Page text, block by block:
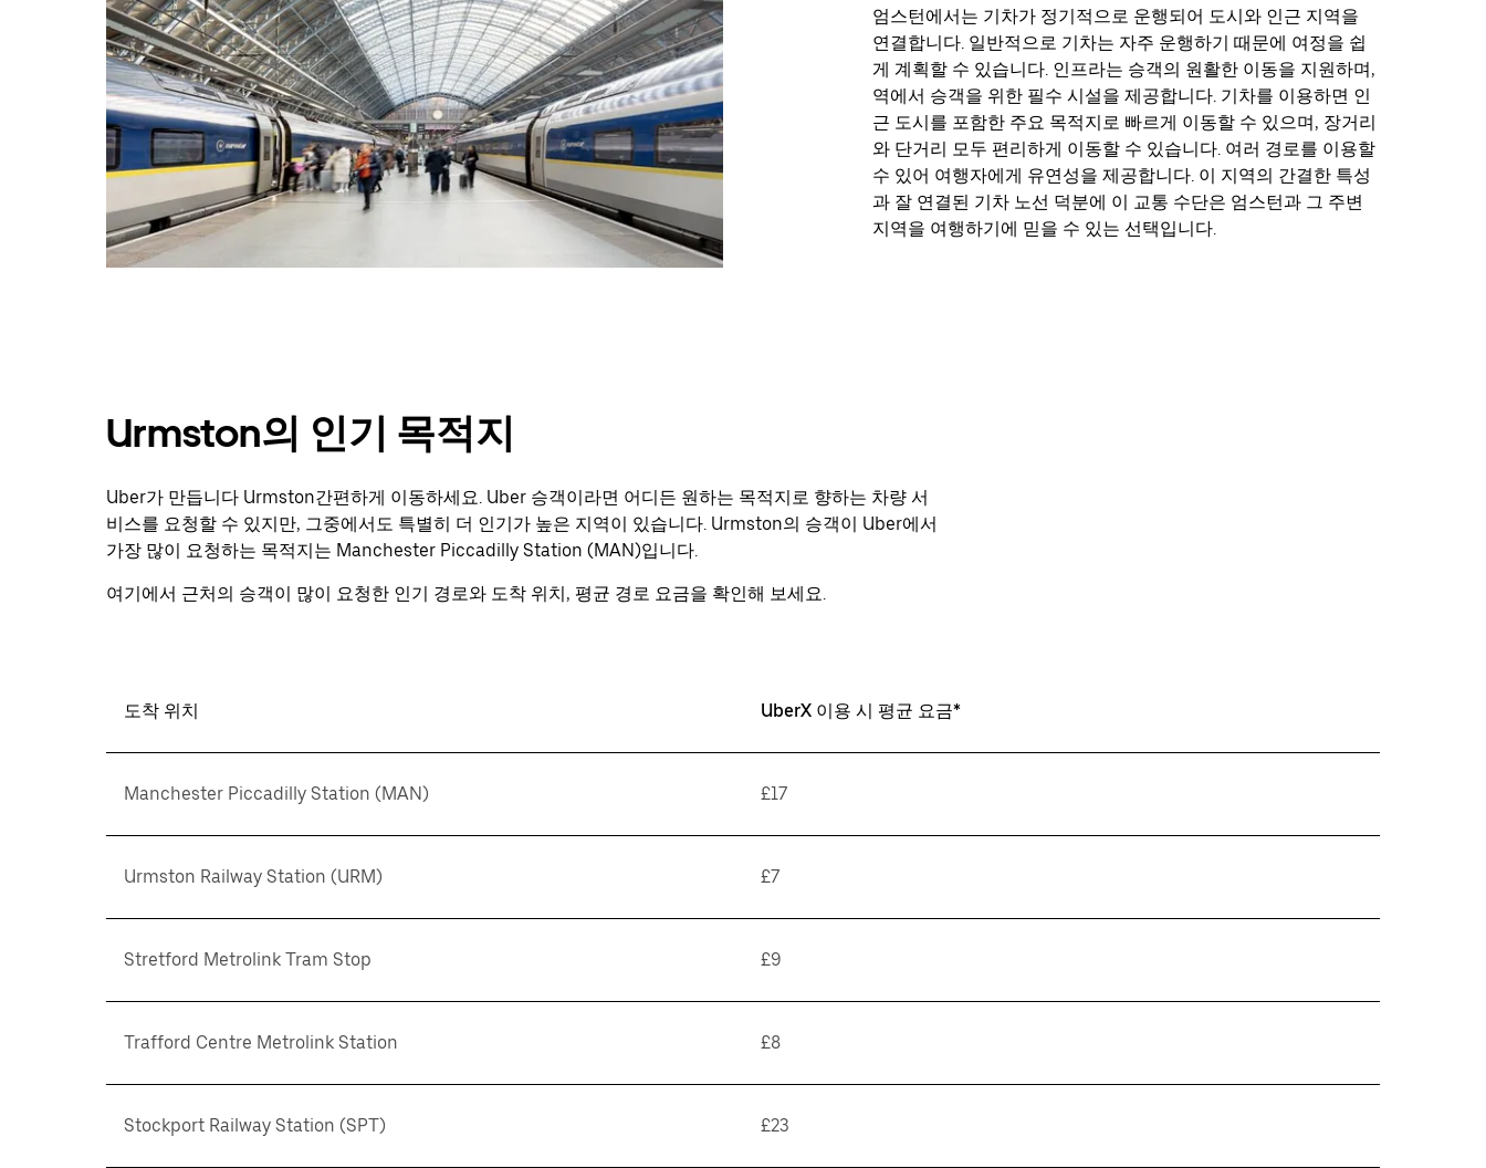
엄스턴에서는 기차가 정기적으로 운행되어 도시와 인근 지역을
연결합니다. 일반적으로 기차는 자주 운행하기 때문에 여정을 쉽
게 계획할 수 있습니다. 인프라는 승객의 원활한 이동을 지원하며,
역에서 승객을 위한 필수 시설을 제공합니다. 기차를 이용하면 인
근 도시를 포함한 주요 목적지로 빠르게 이동할 수 있으며, 장거리
와 단거리 모두 편리하게 이동할 수 있습니다. 여러 경로를 이용할
수 있어 여행자에게 유연성을 제공합니다. 이 지역의 간결한 특성
과 잘 연결된 기차 노선 덕분에 이 교통 수단은 엄스턴과 그 주변
지역을 여행하기에 믿을 수 있는 선택입니다.
Urmston의 인기 목적지
Uber가 만듭니다 Urmston간편하게 이동하세요. Uber 승객이라면 어디든 원하는 목적지로 향하는 차량 서
비스를 요청할 수 있지만, 그중에서도 특별히 더 인기가 높은 지역이 있습니다. Urmston의 승객이 Uber에서
가장 많이 요청하는 목적지는 Manchester Piccadilly Station (MAN)입니다.
여기에서 근처의 승객이 많이 요청한 인기 경로와 도착 위치, 평균 경로 요금을 확인해 보세요.
도착 위치 UberX 이용 시 평균 요금*
Manchester Piccadilly Station (MAN) £17
Urmston Railway Station (URM) £7
Stretford Metrolink Tram Stop £9
Trafford Centre Metrolink Station £8
Stockport Railway Station (SPT) £23